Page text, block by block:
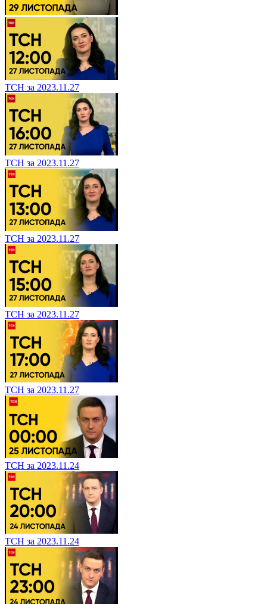
ТСН за 2023.11.27
ТСН за 2023.11.27
ТСН за 2023.11.27
ТСН за 2023.11.27
ТСН за 2023.11.27
ТСН за 2023.11.24
ТСН за 2023.11.24